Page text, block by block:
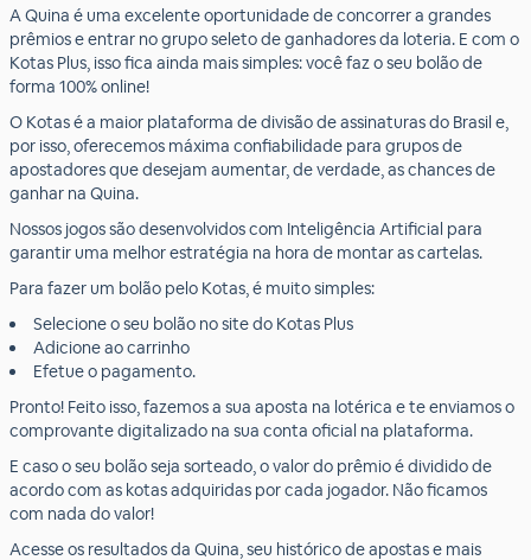
A Quina é uma excelente oportunidade de concorrer a grandes
prêmios e entrar no grupo seleto de ganhadores da loteria. E com o
Kotas Plus, isso fica ainda mais simples: você faz o seu bolão de
forma 100% online!
O Kotas é a maior plataforma de divisão de assinaturas do Brasil e,
por isso, oferecemos máxima confiabilidade para grupos de
apostadores que desejam aumentar, de verdade, as chances de
ganhar na Quina.
Nossos jogos são desenvolvidos com Inteligência Artificial para
garantir uma melhor estratégia na hora de montar as cartelas.
Para fazer um bolão pelo Kotas, é muito simples:
Selecione o seu bolão no site do Kotas Plus
Adicione ao carrinho
Efetue o pagamento.
Pronto! Feito isso, fazemos a sua aposta na lotérica e te enviamos o
comprovante digitalizado na sua conta oficial na plataforma.
E caso o seu bolão seja sorteado, o valor do prêmio é dividido de
acordo com as kotas adquiridas por cada jogador. Não ficamos
com nada do valor!
Acesse os resultados da Quina, seu histórico de apostas e mais